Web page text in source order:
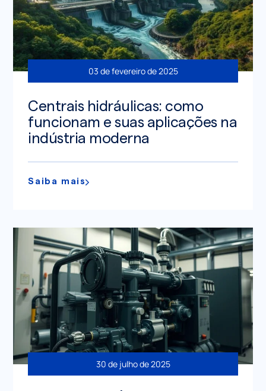
03 de fevereiro de 2025
Centrais hidráulicas: como
funcionam e suas aplicações na
indústria moderna
Saiba mais
30 de julho de 2025